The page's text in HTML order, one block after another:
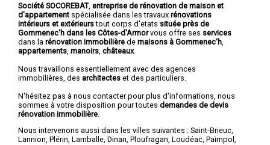
Société SOCOREBAT, entreprise de rénovation de maison et
d'appartement spécialisée dans les travaux rénovations
intérieurs et extérieurstout corps d'etats située près de
Gommenec'h dans les Côtes-d'Armorvous offre ses services
dans la rénovation immobilière de maisons à Gommenec'h
appartements manoirs châteaux.
Nous travaillons essentiellement avec des agences
immobilières, des architectes et des particuliers.
N'hésitez pas à nous contacter pour plus d'informations, nous
sommes à votre disposition pour toutes demandes de devis
rénovation immobilière
Nous intervenons aussi dans les villes suivantes : Saint-Brieuc,
Lannion, Plérin, Lamballe, Dinan, Ploufragan, Loudéac, Paimpol ,